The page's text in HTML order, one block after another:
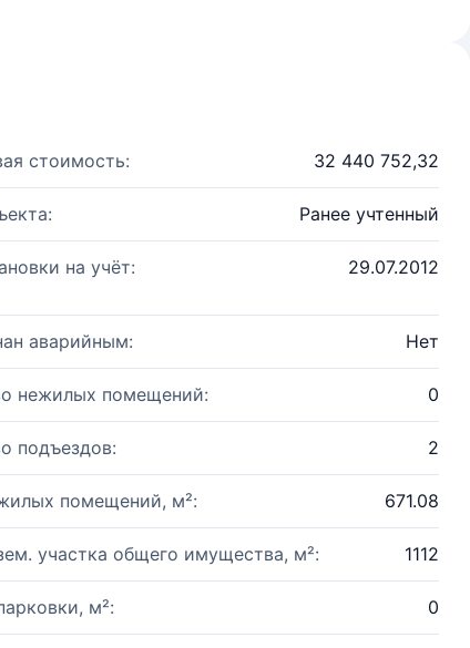
стоимость: 32 440 752,32
Ранее учтенный
на учёт: 29.07.2012
аварийным: Нет
нежилых помещений: 0
подъездов: 2
помещений, м²: 671.08
участка общего имущества, м²: 1112
м²: 0